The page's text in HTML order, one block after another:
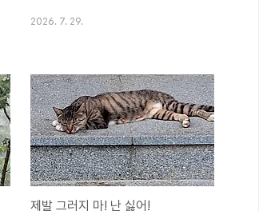
조부모가 부재하고 일남일녀가 자녀두기의
이상형이 됨으로써 기율 교육도 자연스럽게
쇠퇴하였다.(...)따라서 도시 부모들은 반듯한
사람이 되라는 인간 교육이나 기율 교육보다
는 기죽지 말고 당당하게 경쟁에서 이겨야 한
다는 전술적 사고에 입각해서 인성 및 기율
교육을 등한시한다. 자연히 경쟁에서 뒤지지
2026. 7. 29.
제발 그러지 마! 난 싫어!